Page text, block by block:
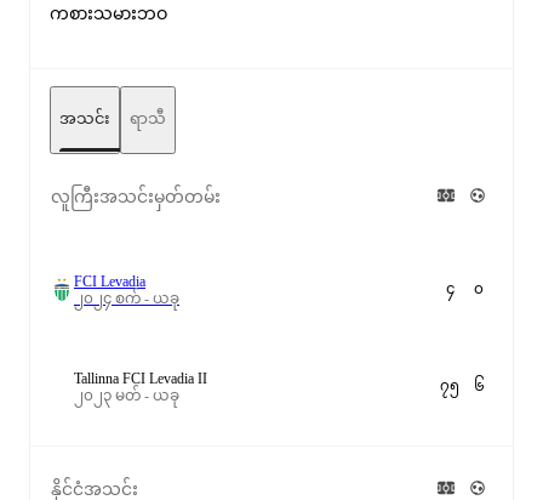
ကစားသမားဘဝ
အသင်း ရာသီ
လူကြီးအသင်းမှတ်တမ်း
FCI Levadia
၂၀၂၄ စက် - ယခု
၄ ၀
Tallinna FCI Levadia II
၂၀၂၃ မတ် - ယခု
၇၅ ၆
နိုင်ငံအသင်း